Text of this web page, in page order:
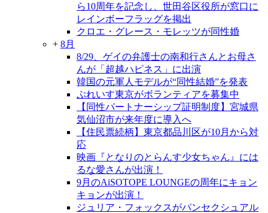
ら10周年を記念し、世田谷区役所が窓口に
レインボーフラッグを掲出
クロエ・グレース・モレッツが同性婚
+ 8月
8/29、ゲイの弁護士の南和行さんとお母さ
んが「超越ハピネス」に出演
韓国の元軍人モデルが“同性結婚”を発表
ぷれいす東京がボランティアを募集中
【同性パートナーシップ証明制度】宮城県
気仙沼市が来年度に導入へ
【住民票続柄】東京都品川区が10月から対
応
映画『となりのとらんす少女ちゃん』には
るな愛さんが出演！
9月のAiSOTOPE LOUNGEの周年にキョン
キョンが出演！
ジュリア・フォックスがパンセクシュアル